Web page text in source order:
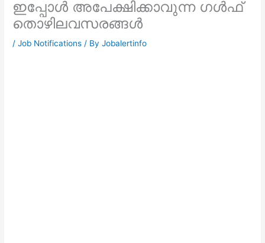
ഇപ്പോൾ അപേക്ഷിക്കാവുന്ന ഗൾഫ്
തൊഴിലവസരങ്ങൾ
/Job Notifications / ByJobalertinfo